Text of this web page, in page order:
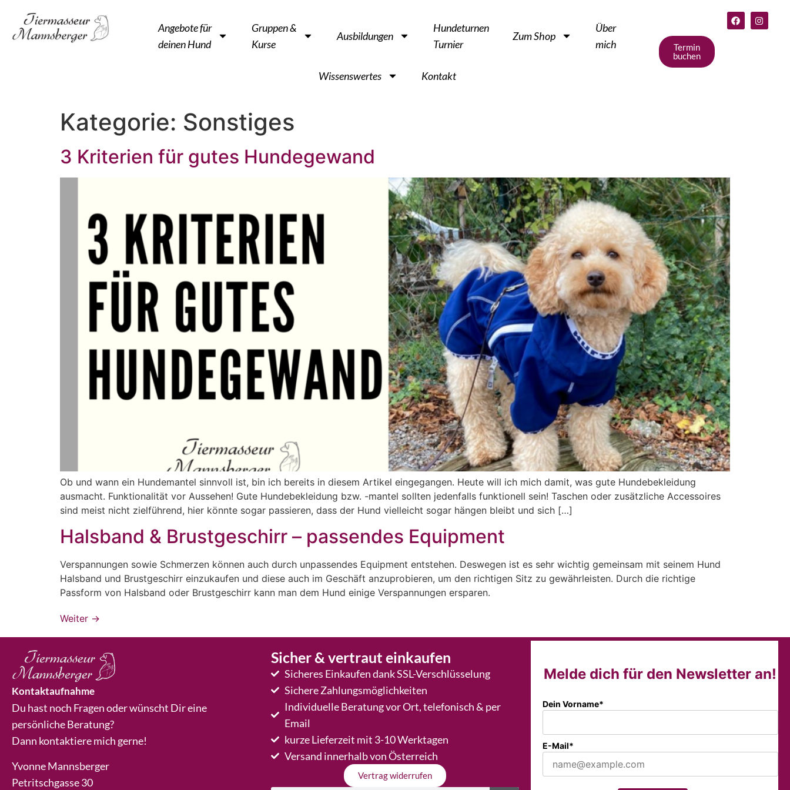
Angebote für
deinen Hund
Gruppen &
Kurse
Ausbildungen
Hundeturnen
Turnier
Zum Shop
Über
mich
Wissenswertes Kontakt
Termin
buchen
Kategorie: Sonstiges
3 Kriterien für gutes Hundegewand
Ob und wann ein Hundemantel sinnvoll ist, bin ich bereits in diesem Artikel eingegangen. Heute will ich mich damit, was gute Hundebekleidung
ausmacht. Funktionalität vor Aussehen! Gute Hundebekleidung bzw. -mantel sollten jedenfalls funktionell sein! Taschen oder zusätzliche Accessoires
sind meist nicht zielführend, hier könnte sogar passieren, dass der Hund vielleicht sogar hängen bleibt und sich […]
Halsband & Brustgeschirr – passendes Equipment
Verspannungen sowie Schmerzen können auch durch unpassendes Equipment entstehen. Deswegen ist es sehr wichtig gemeinsam mit seinem Hund
Halsband und Brustgeschirr einzukaufen und diese auch im Geschäft anzuprobieren, um den richtigen Sitz zu gewährleisten. Durch die richtige
Passform von Halsband oder Brustgeschirr kann man dem Hund einige Verspannungen ersparen.
Weiter →
Kontaktaufnahme
Du hast noch Fragen oder wünscht Dir eine
persönliche Beratung?
Dann kontaktiere mich gerne!
Yvonne Mannsberger
Petritschgasse 30
Sicher & vertraut einkaufen
Sicheres Einkaufen dank SSL-Verschlüsselung
Sichere Zahlungsmöglichkeiten
Individuelle Beratung vor Ort, telefonisch & per
Email
kurze Lieferzeit mit 3-10 Werktagen
Versand innerhalb von Österreich
Vertrag widerrufen
Melde dich für den Newsletter an!
Dein Vorname*
E-Mail*